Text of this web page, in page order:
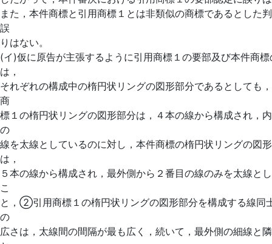
また，本件商標と引用商標１とは非類似の商標であるとした
誤
りはない。
(イ)仮に原告が主張するように引用商標１の要部及び本件商
は，
それぞれの構成中の楕円状リングの図形部分であるとして
商
標１の楕円状リングの図形部分は，４本の線から構成され，
の
線を太線としているのに対し，本件商標の楕円状リングの図
は，
５本の線から構成され，最外側から２番目の線のみを太線と
こ
と，②引用商標１の楕円状リングの図形部分を構成する線同
の
広さは，太線間の間隔が最も広く，続いて，最外側の細線と